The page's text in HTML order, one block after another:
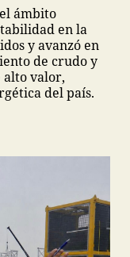
ámbito
en la
y avanzó en
de crudo y
alto valor,
del país.